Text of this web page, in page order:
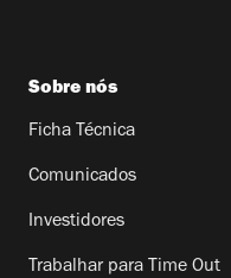
Sobre nós
Ficha Técnica
Comunicados
Investidores
Trabalhar para Time Out